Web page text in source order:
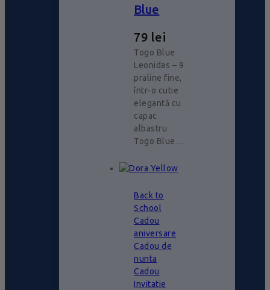
Blue
79 lei
Togo Blue
Leonidas – 9
praline fine,
într-o cutie
elegantă cu
capac
albastru
Togo Blue…
Back to
School
Cadou
aniversare
Cadou de
nunta
Cadou
Invitatie